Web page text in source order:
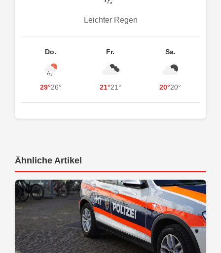
Leichter Regen
Do.
29°26°
Fr.
21°21°
Sa.
20°20°
Ähnliche Artikel